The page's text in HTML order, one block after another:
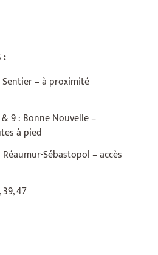
:
– à proximité
9 : Bonne Nouvelle –
à pied
Sébastopol – accès
47